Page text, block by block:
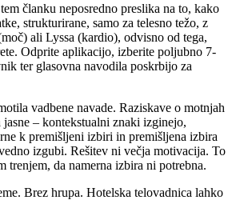
članku neposredno preslika na to, kako
strukturirane, samo za telesno težo, z
ali Lyssa (kardio), odvisno od tega,
Odprite aplikacijo, izberite poljubno 7-
ter glasovna navodila poskrbijo za
vadbene navade. Raziskave o motnjah
jasne – kontekstualni znaki izginejo,
k premišljeni izbiri in premišljena izbira
izgubi. Rešitev ni večja motivacija. To
trenjem, da namerna izbira ni potrebna.
Brez hrupa. Hotelska telovadnica lahko